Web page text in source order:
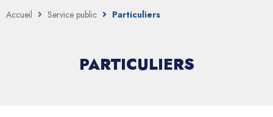
Accueil Service public Particuliers
PARTICULIERS